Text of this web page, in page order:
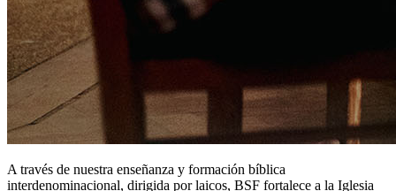
A través de nuestra enseñanza y formación bíblica
interdenominacional, dirigida por laicos, BSF fortalece a la Iglesia